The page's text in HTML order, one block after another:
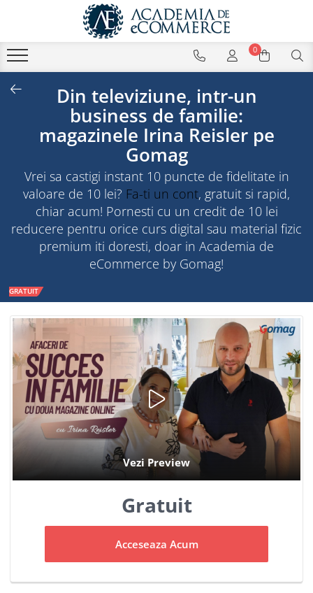
0
Din televiziune, intr-un
business de familie:
magazinele Irina Reisler pe
Gomag
Vrei sa castigi instant 10 puncte de fidelitate in
valoare de 10 lei? Fa-ti un cont, gratuit si rapid,
chiar acum! Pornesti cu un credit de 10 lei
reducere pentru orice curs digital sau material fizic
premium iti doresti, doar in Academia de
eCommerce by Gomag!
GRATUIT
Gratuit
Acceseaza Acum